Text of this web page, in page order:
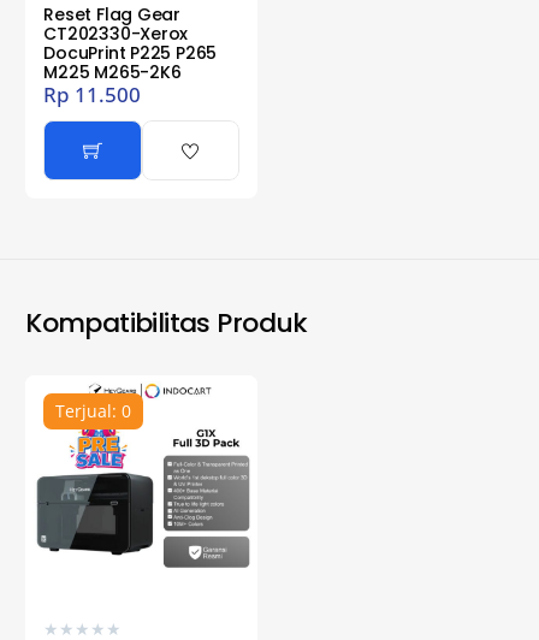
Reset Flag Gear
CT202330-Xerox
DocuPrint P225 P265
M225 M265-2K6
Rp 11.500
Kompatibilitas Produk
Terjual: 0
★ ★ ★ ★ ★